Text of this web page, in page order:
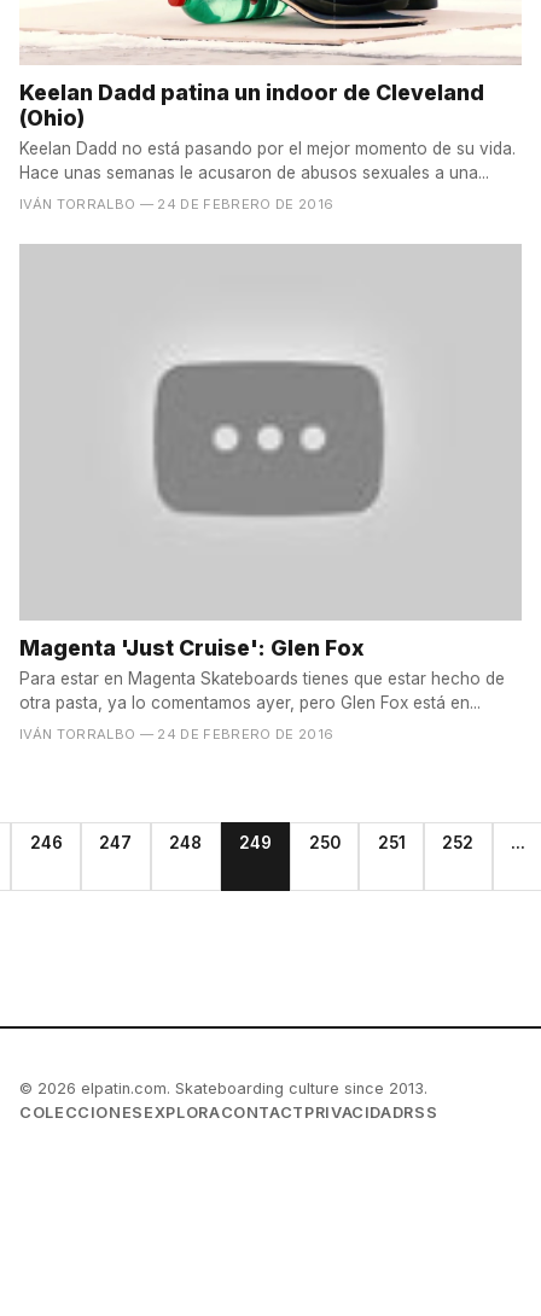
Keelan Dadd patina un indoor de Cleveland
(Ohio)
Keelan Dadd no está pasando por el mejor momento de su vida.
Hace unas semanas le acusaron de abusos sexuales a una...
IVÁN TORRALBO — 24 DE FEBRERO DE 2016
Magenta 'Just Cruise': Glen Fox
Para estar en Magenta Skateboards tienes que estar hecho de
otra pasta, ya lo comentamos ayer, pero Glen Fox está en...
IVÁN TORRALBO — 24 DE FEBRERO DE 2016
246 247 248 249 250 251 252 ...
© 2026 elpatin.com. Skateboarding culture since 2013.
COLECCIONES EXPLORACONTACT PRIVACIDADRSS